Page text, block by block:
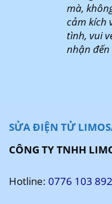
mà,
cảm kích
tình, vui
nhận
SỬA ĐIỆN TỬ
CÔNG TY TNHH
Hotline: 0776 103 892